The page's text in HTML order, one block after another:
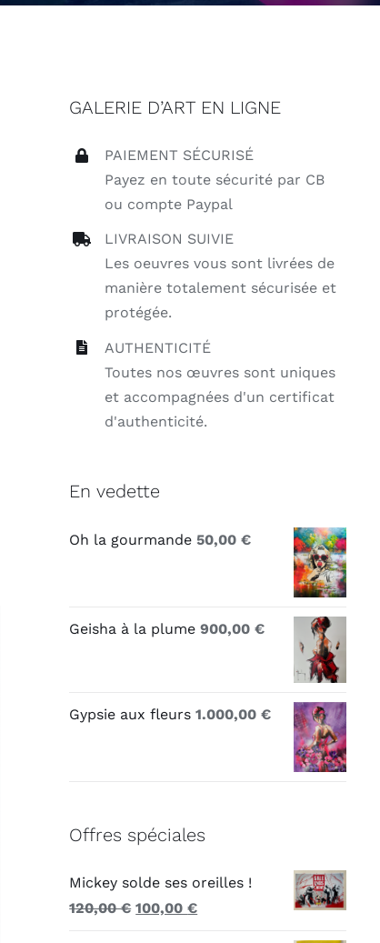
GALERIE D’ART EN LIGNE
PAIEMENT SÉCURISÉ
Payez en toute sécurité par CB
ou compte Paypal
LIVRAISON SUIVIE
Les oeuvres vous sont livrées de
manière totalement sécurisée et
protégée.
AUTHENTICITÉ
Toutes nos œuvres sont uniques
et accompagnées d'un certificat
d'authenticité.
En vedette
Oh la gourmande 50,00€
Geisha à la plume 900,00€
Gypsie aux fleurs 1.000,00€
Offres spéciales
Mickey solde ses oreilles !
120,00€ Le
100,00€Le